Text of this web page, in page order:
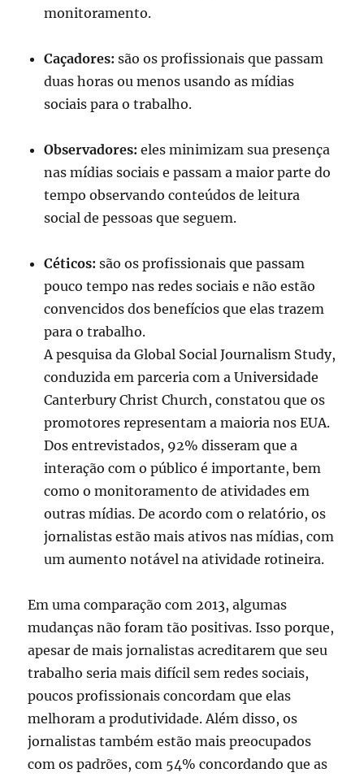
monitoramento.
Caçadores: são os profissionais que passam
duas horas ou menos usando as mídias
sociais para o trabalho.
Observadores: eles minimizam sua presença
nas mídias sociais e passam a maior parte do
tempo observando conteúdos de leitura
social de pessoas que seguem.
Céticos: são os profissionais que passam
pouco tempo nas redes sociais e não estão
convencidos dos benefícios que elas trazem
para o trabalho.
A pesquisa da Global Social Journalism Study,
conduzida em parceria com a Universidade
Canterbury Christ Church, constatou que os
promotores representam a maioria nos EUA.
Dos entrevistados, 92% disseram que a
interação com o público é importante, bem
como o monitoramento de atividades em
outras mídias. De acordo com o relatório, os
jornalistas estão mais ativos nas mídias, com
um aumento notável na atividade rotineira.
Em uma comparação com 2013, algumas
mudanças não foram tão positivas. Isso porque,
apesar de mais jornalistas acreditarem que seu
trabalho seria mais difícil sem redes sociais,
poucos profissionais concordam que elas
melhoram a produtividade. Além disso, os
jornalistas também estão mais preocupados
com os padrões, com 54% concordando que as